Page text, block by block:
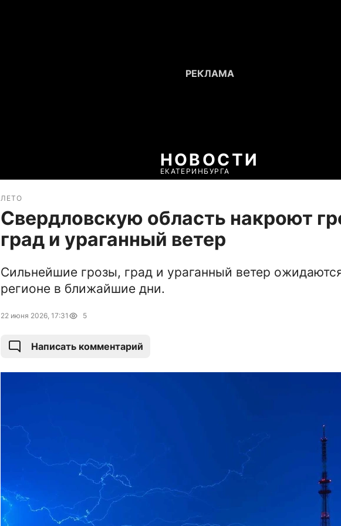
НОВОСТИ
ЕКАТЕРИНБУРГА
ЛЕТО
Свердловскую область накроют
град и ураганный ветер
Сильнейшие грозы, град и ураганный ветер
регионе в ближайшие дни.
22 июня 2026, 17:31 5
Написать комментарий